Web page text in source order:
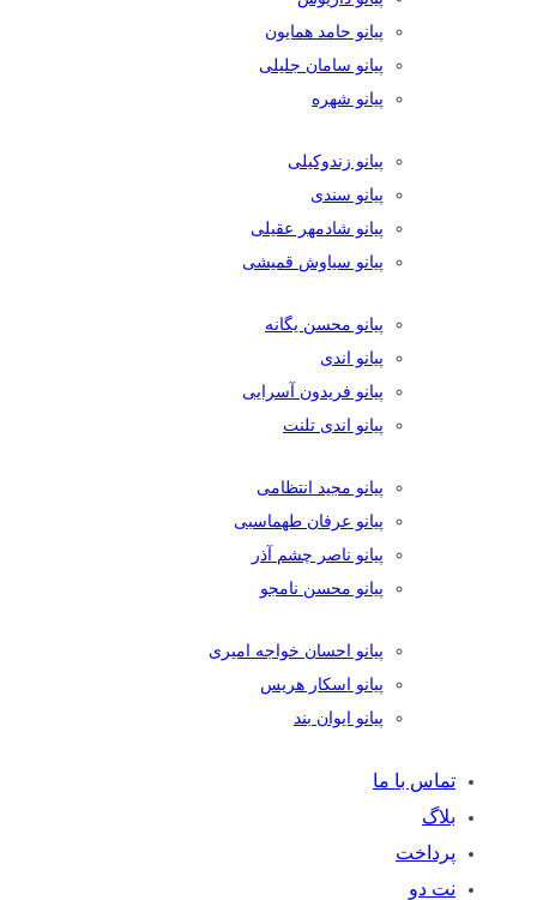
پیانو حامد همایون
پیانو سامان جلیلی
پیانو شهره
پیانو زندوکیلی
پیانو سندی
پیانو شادمهر عقیلی
پیانو سیاوش قمیشی
پیانو محسن یگانه
پیانو اندی
پیانو فریدون آسرایی
پیانو اندی تلنت
پیانو مجید انتظامی
پیانو عرفان طهماسبی
پیانو ناصر چشم آذر
پیانو محسن نامجو
پیانو احسان خواجه امیری
پیانو اسکار هریس
پیانو ایوان بند
تماس با ما
بلاگ
پرداخت
نت دو